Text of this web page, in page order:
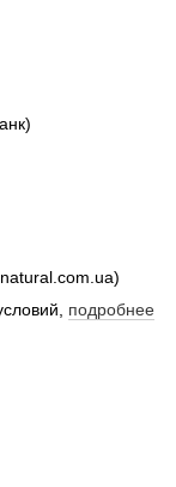
подробнее